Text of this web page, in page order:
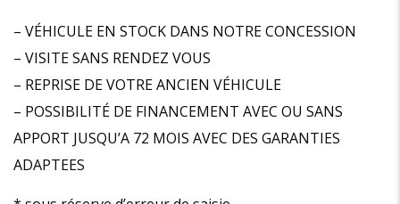
– VÉHICULE EN STOCK DANS NOTRE CONCESSION
– VISITE SANS RENDEZ VOUS
– REPRISE DE VOTRE ANCIEN VÉHICULE
– POSSIBILITÉ DE FINANCEMENT AVEC OU SANS
APPORT JUSQU’A 72 MOIS AVEC DES GARANTIES
ADAPTEES